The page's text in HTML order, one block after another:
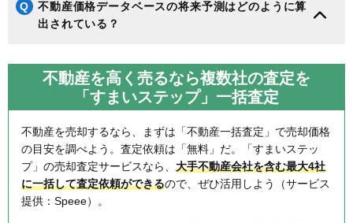
Q
不動産価格データベースの将来予測はどのように算
出されている？
不動産を高く売るなら複数社の査定を
「すまいステップ」一括査定
不動産を売却するなら、まずは「不動産一括査定」で売却価格
の目安を調べよう。査定依頼は「無料」だ。「すまいステッ
プ」の売却査定サービスなら、 大手不動産会社を含む最大4社
に一括して査定依頼ができるので、ぜひ活用しよう（サービス
提供：Speee）。